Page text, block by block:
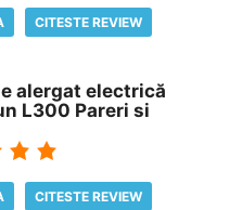
CITESTE REVIEW
alergat electrică
L300 Pareri si
CITESTE REVIEW